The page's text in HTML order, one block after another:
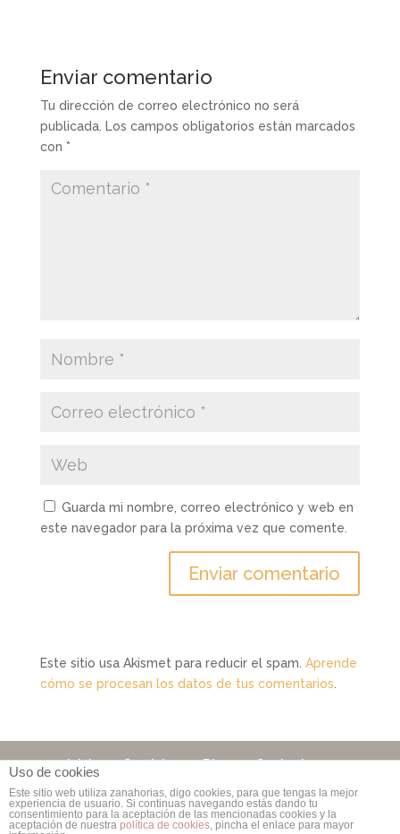
Enviar comentario
Tu dirección de correo electrónico no será
publicada. Los campos obligatorios están marcados
con *
Guarda mi nombre, correo electrónico y web en
este navegador para la próxima vez que comente.
Este sitio usa Akismet para reducir el spam. Aprende
cómo se procesan los datos de tus comentarios
Inicio Servicios Blog Contacto
Copyright © 2006 - 2026Rebuzzna Comunicación|
Uso de cookies
Este sitio web utiliza zanahorias, digo cookies, para que tengas la mejor
experiencia de usuario. Si continuas navegando estás dando tu
consentimiento para la aceptación de las mencionadas cookies y la
aceptación de nuestra política de cookies, pincha el enlace para mayor